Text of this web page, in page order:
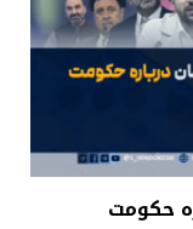
حکومت